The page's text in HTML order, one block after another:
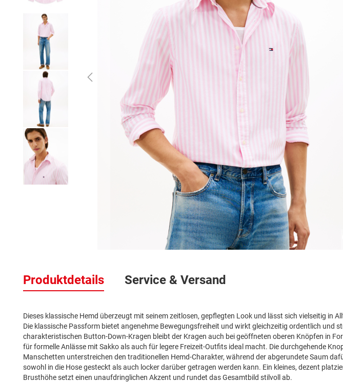
der
Bildergalerie
Produktdetails
Dieses klassische Hemd überzeugt mit seinem zeitlosen, gepflegten Look und lässt sich vielseitig in
Die klassische Passform bietet angenehme Bewegungsfreiheit und wirkt gleichzeitig ordentlich und
charakteristischen Button-Down-Kragen bleibt der Kragen auch bei geöffneten oberen Knöpfen in
für formelle Anlässe mit Sakko als auch für legere Freizeit-Outfits ideal macht. Die durchgehende
Manschetten unterstreichen den traditionellen Hemd-Charakter, während der abgerundete Saum
sowohl in die Hose gesteckt als auch locker darüber getragen werden kann. Ein kleines, dezent
Brusthöhe setzt einen unaufdringlichen Akzent und rundet das Gesamtbild stilvoll ab.
Service & Versand